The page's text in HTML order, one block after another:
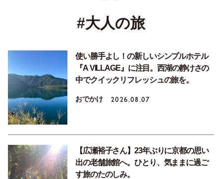
#大人の旅
使い勝手よし！の新しいシンプルホテル
『A VILLAGE』に注目。西湖の静けさの
中でクイックリフレッシュの旅を。
おでかけ 2026.08.07
【広瀬裕子さん】23年ぶりに京都の思い
出の老舗旅館へ。ひとり、気ままに過ご
す旅のたのしみ。